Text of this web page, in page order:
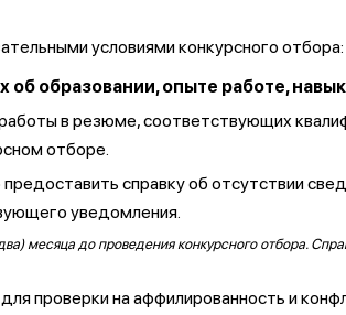
условиями конкурсного отбора:
образовании, опыте работе,
в резюме, соответствующих
отборе.
справку об отсутствии
уведомления.
месяца до проведения конкурсного отбора.
проверки на аффилированность и